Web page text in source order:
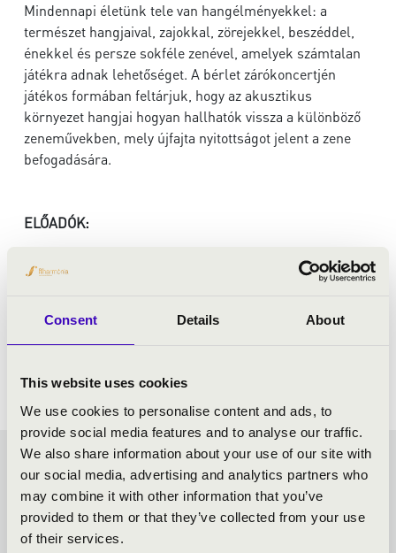
Consent Details About
This website uses cookies
We use cookies to personalise content and ads, to
provide social media features and to analyse our traffic.
We also share information about your use of our site with
our social media, advertising and analytics partners who
may combine it with other information that you’ve
provided to them or that they’ve collected from your use
of their services.
Mindennapi életünk tele van hangélményekkel: a
természet hangjaival, zajokkal, zörejekkel, beszéddel,
énekkel és persze sokféle zenével, amelyek számtalan
játékra adnak lehetőséget. A bérlet zárókoncertjén
játékos formában feltárjuk, hogy az akusztikus
környezet hangjai hogyan hallhatók vissza a különböző
zeneművekben, mely újfajta nyitottságot jelent a zene
befogadására.
ELŐADÓK:
Szent István Filharmonikusok
MESÉLŐ MUZSIKA -
BUDAPEST - TOVÁBBI